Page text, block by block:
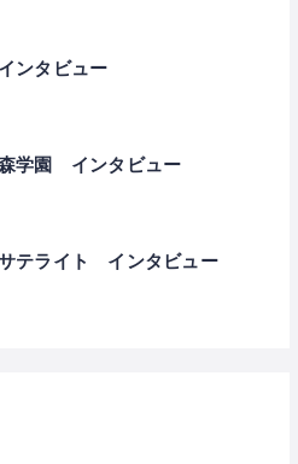
ンタビュー
学園 インタビュー
テライト インタビュー